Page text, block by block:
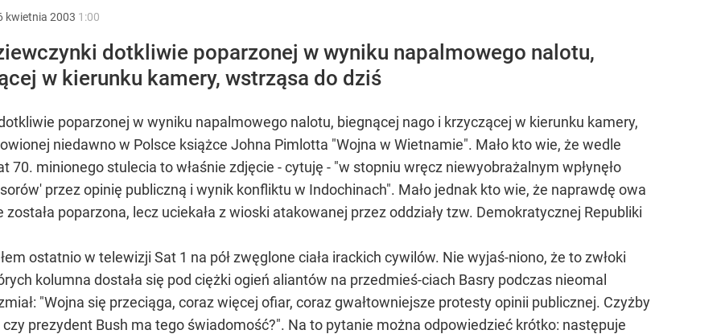
kwietnia 2003 1:00
dotkliwie poparzonej w wyniku napalmowego nalotu,
w kierunku kamery, wstrząsa do dziś
poparzonej w wyniku napalmowego nalotu, biegnącej nago i krzyczącej w kierunku kamery,
niedawno w Polsce książce Johna Pimlotta "Wojna w Wietnamie". Mało kto wie, że wedle
70. minionego stulecia to właśnie zdjęcie - cytuję - "w stopniu wręcz niewyobrażalnym wpłynęło
przez opinię publiczną i wynik konfliktu w Indochinach". Mało jednak kto wie, że naprawdę owa
poparzona, lecz uciekała z wioski atakowanej przez oddziały tzw. Demokratycznej Republiki
ostatnio w telewizji Sat 1 na pół zwęglone ciała irackich cywilów. Nie wyjaś-niono, że to zwłoki
kolumna dostała się pod ciężki ogień aliantów na przedmieś-ciach Basry podczas nieomal
"Wojna się przeciąga, coraz więcej ofiar, coraz gwałtowniejsze protesty opinii publicznej. Czyżby
prezydent Bush ma tego świadomość?". Na to pytanie można odpowiedzieć krótko: następuje